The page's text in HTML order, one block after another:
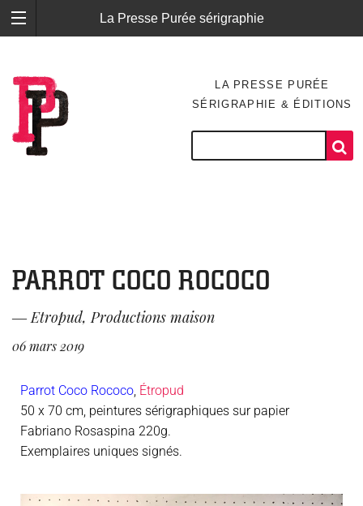
La Presse Purée sérigraphie
LA PRESSE PURÉE
SÉRIGRAPHIE & ÉDITIONS
PARROT COCO ROCOCO
― Etropud, Productions maison
06 mars 2019
Parrot Coco Rococo Étropud
50 x 70 cm, peintures sérigraphiques sur papier
Fabriano Rosaspina 220g.
Exemplaires uniques signés.